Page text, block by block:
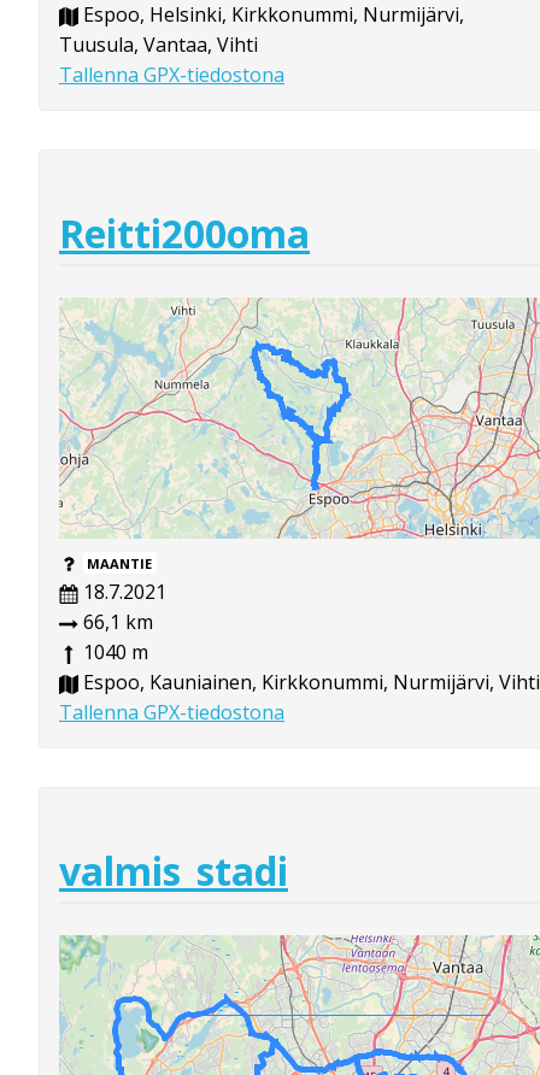
Espoo, Helsinki, Kirkkonummi, Nurmijärvi,
Tuusula, Vantaa, Vihti
Tallenna GPX-tiedostona
Reitti200oma
MAANTIE
18.7.2021
66,1 km
1040 m
Espoo, Kauniainen, Kirkkonummi, Nurmijärvi, Vihti
Tallenna GPX-tiedostona
valmis_stadi